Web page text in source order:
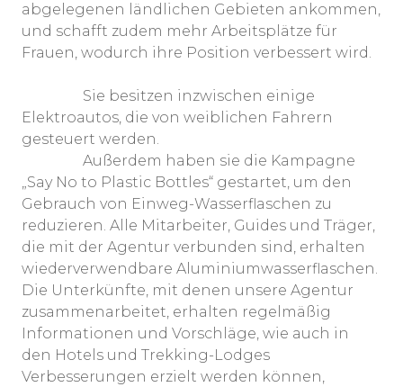
abgelegenen ländlichen Gebieten ankommen,
und schafft zudem mehr Arbeitsplätze für
Frauen, wodurch ihre Position verbessert wird.
Sie besitzen inzwischen einige
Elektroautos, die von weiblichen Fahrern
gesteuert werden.
Außerdem haben sie die Kampagne
„Say No to Plastic Bottles“ gestartet, um den
Gebrauch von Einweg-Wasserflaschen zu
reduzieren. Alle Mitarbeiter, Guides und Träger,
die mit der Agentur verbunden sind, erhalten
wiederverwendbare Aluminiumwasserflaschen.
Die Unterkünfte, mit denen unsere Agentur
zusammenarbeitet, erhalten regelmäßig
Informationen und Vorschläge, wie auch in
den Hotels und Trekking-Lodges
Verbesserungen erzielt werden können,